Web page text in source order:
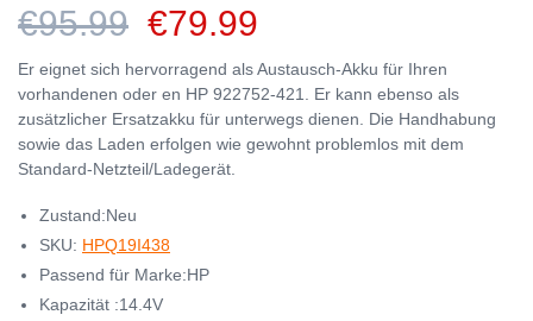
€95.99 €79.99
Er eignet sich hervorragend als Austausch-Akku für Ihren
vorhandenen oder en HP 922752-421. Er kann ebenso als
zusätzlicher Ersatzakku für unterwegs dienen. Die Handhabung
sowie das Laden erfolgen wie gewohnt problemlos mit dem
Standard-Netzteil/Ladegerät.
Zustand:Neu
SKU: HPQ19I438
Passend für Marke:HP
Kapazität :14.4V